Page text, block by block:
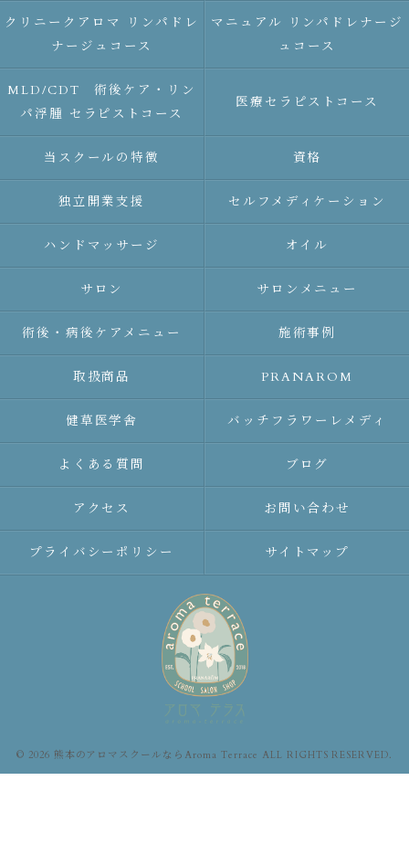
クリニークアロマ リンパドレ
ナージュコース
マニュアル リンパドレナージ
ュコース
MLD/CDT 術後ケア・リン
パ浮腫 セラピストコース
医療セラピストコース
当スクールの特徴 資格
独立開業支援 セルフメディケーション
ハンドマッサージ オイル
サロン サロンメニュー
術後・病後ケアメニュー 施術事例
取扱商品 PRANAROM
健草医学舎 バッチフラワーレメディ
よくある質問 ブログ
アクセス お問い合わせ
プライバシーポリシー サイトマップ
© 2026 熊本のアロマスクールならAroma Terrace ALL RIGHTS RESERVED.